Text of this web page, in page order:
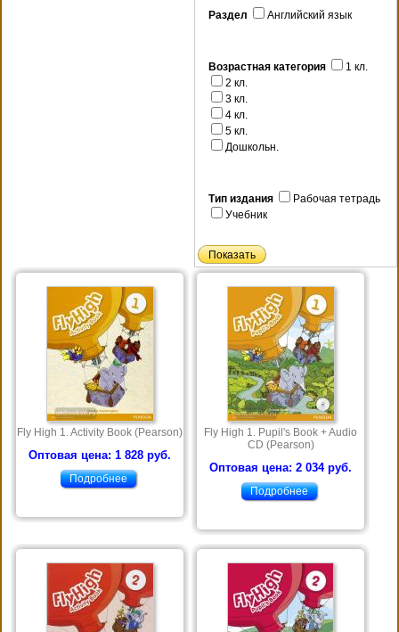
Раздел Английский язык
Возрастная категория
1 кл.
2 кл.
3 кл.
4 кл.
5 кл.
Дошкольн.
Тип издания
Рабочая тетрадь
Учебник
Fly High 1. Activity Book (Pearson)
Оптовая цена: 1 828 руб.
Подробнее
Fly High 1. Pupil's Book + Audio
CD (Pearson)
Оптовая цена: 2 034 руб.
Подробнее